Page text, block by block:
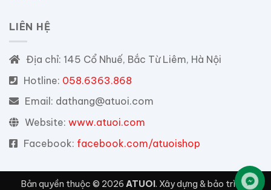
LIÊN HỆ
Địa chỉ: 145 Cổ Nhuế, Bắc Từ Liêm, Hà Nội
Hotline: 058.6363.868
Email: dathang@atuoi.com
Website: www.atuoi.com
Facebook: facebook.com/atuoishop
Bản quyền thuộc © 2026 ATUOI. Xây dựng & bảo trì bởi